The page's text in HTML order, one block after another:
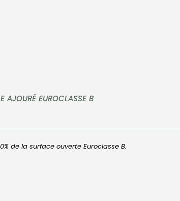
EUROCLASSE B
de la surface ouverte Euroclasse B.